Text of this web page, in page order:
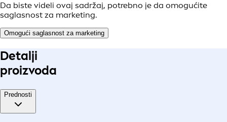
Da biste videli ovaj sadržaj, potrebno je da omogućite
saglasnost za marketing.
Omogući saglasnost za marketing
Detalji
proizvoda
Prednosti